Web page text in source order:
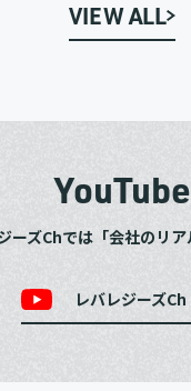
VIEW ALL
YouTube
ーズChでは「会社のリア
レバレジーズCh